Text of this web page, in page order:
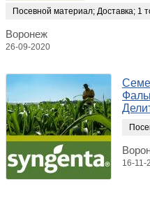
Посевной материал; Доставка; 1
Воронеж
26-09-2020
16-11-